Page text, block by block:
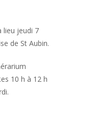
lieu jeudi 7
de St Aubin.
10 h à 12 h